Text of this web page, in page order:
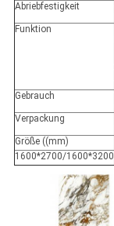
Abriebfestigkeit
Funktion
Gebrauch
Verpackung
Größe ((mm)
1600*2700/1600*3200